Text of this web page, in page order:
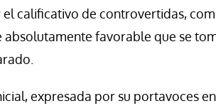
calificativo de controvertidas,
absolutamente favorable que se
expresada por su portavoces